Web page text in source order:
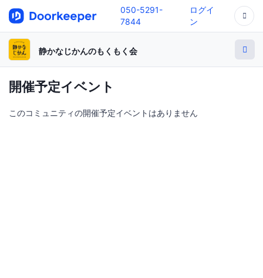
050-5291-
7844
ログイ
ン
静かなじかんのもくもく会
開催予定イベント
このコミュニティの開催予定イベントはありません